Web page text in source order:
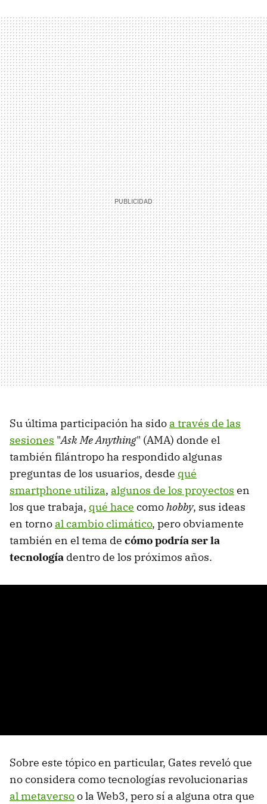
Su última participación ha sido a través de las
sesiones "Ask Me Anything" (AMA) donde el
también filántropo ha respondido algunas
preguntas de los usuarios, desde qué
smartphone utiliza, algunos de los proyectos en
los que trabaja, qué hace comohobby, sus ideas
en torno al cambio climático, pero obviamente
también en el tema de cómo podría ser la
tecnología dentro de los próximos años.
Sobre este tópico en particular, Gates reveló que
no considera como tecnologías revolucionarias
al metaversoo la Web3, pero sí a alguna otra que